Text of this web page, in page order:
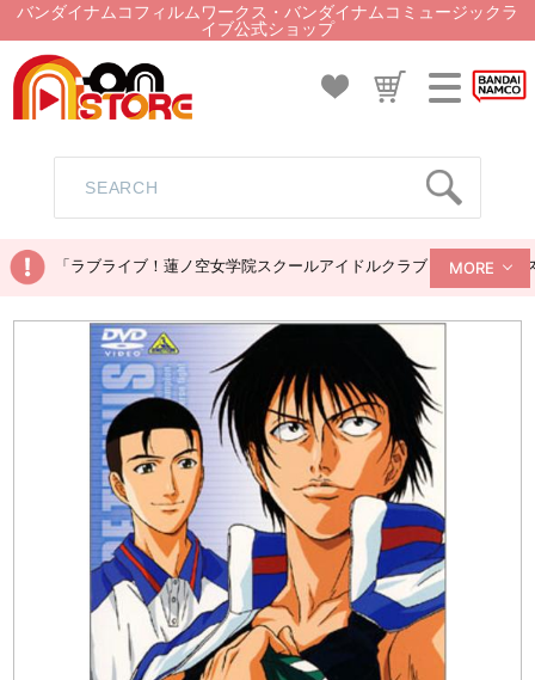
バンダイナムコフィルムワークス・バンダイナムコミュージックラ
イブ公式ショップ
「ラブライブ！蓮ノ空女学院スクールアイドルクラブ ぬいぐるみ
MORE